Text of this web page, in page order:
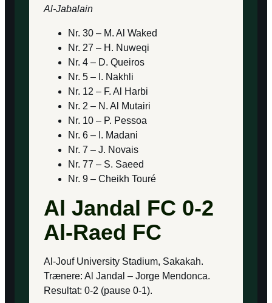
Al-Jabalain
Nr. 30 – M. Al Waked
Nr. 27 – H. Nuweqi
Nr. 4 – D. Queiros
Nr. 5 – I. Nakhli
Nr. 12 – F. Al Harbi
Nr. 2 – N. Al Mutairi
Nr. 10 – P. Pessoa
Nr. 6 – I. Madani
Nr. 7 – J. Novais
Nr. 77 – S. Saeed
Nr. 9 – Cheikh Touré
Al Jandal FC 0-2
Al-Raed FC
Al-Jouf University Stadium, Sakakah.
Trænere: Al Jandal – Jorge Mendonca.
Resultat: 0-2 (pause 0-1).